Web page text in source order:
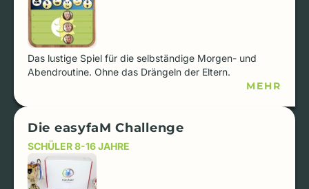
Das lustige Spiel für die selbständige Morgen- und
Abendroutine. Ohne das Drängeln der Eltern.
MEHR
Die easyfaM Challenge
SCHÜLER 8-16 JAHRE